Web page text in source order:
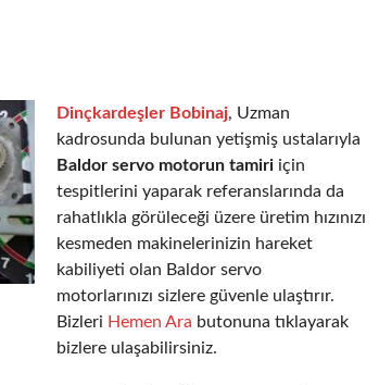
Dinçkardeşler Bobinaj, Uzman
kadrosunda bulunan yetişmiş ustalarıyla
Baldor servo motorun tamiri için
tespitlerini yaparak referanslarında da
rahatlıkla görüleceği üzere üretim hızınızı
kesmeden makinelerinizin hareket
kabiliyeti olan Baldor servo
motorlarınızı sizlere güvenle ulaştırır.
Bizleri Hemen Ara butonuna tıklayarak
bizlere ulaşabilirsiniz.